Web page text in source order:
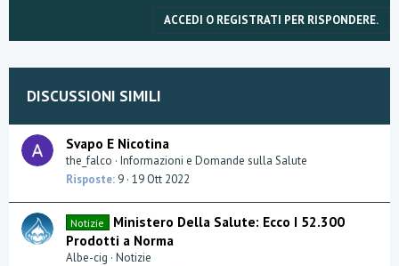
ACCEDI O REGISTRATI PER RISPONDERE.
DISCUSSIONI SIMILI
Svapo E Nicotina
the_falco Informazioni e Domande sulla Salute
Risposte 9 19 Ott 2022
Notizie
Ministero Della Salute: Ecco I 52.300
Prodotti a Norma
Albe-cig Notizie